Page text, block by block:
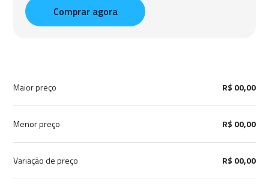
Comprar agora
Maior preço R$ 00,00
Menor preço R$ 00,00
Variação de preço R$ 00,00